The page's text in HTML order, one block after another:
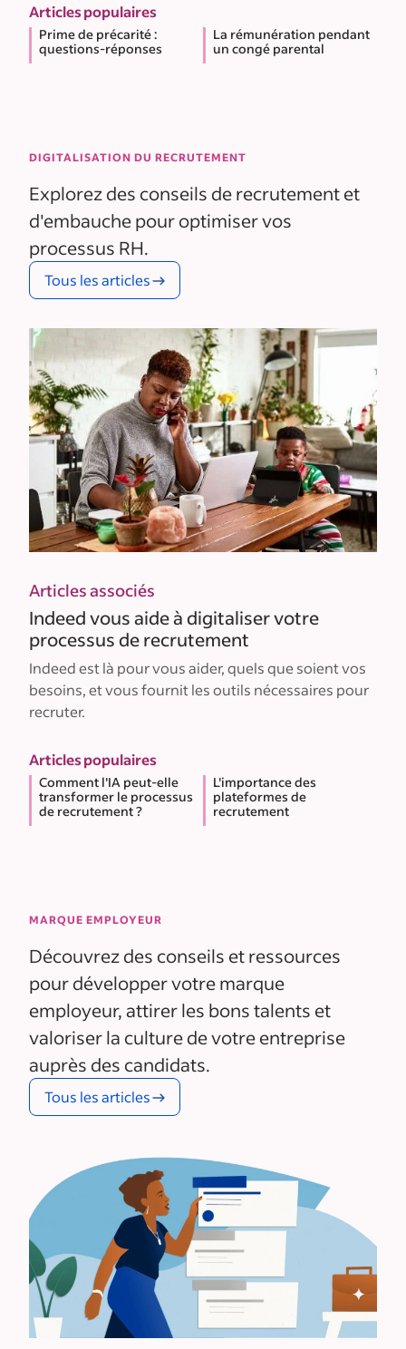
Articles populaires
Prime de précarité :
questions-réponses
La rémunération pendant
un congé parental
DIGITALISATION DU RECRUTEMENT
Explorez des conseils de recrutement et
d'embauche pour optimiser vos
processus RH.
Tous les articles
Articles associés
Indeed vous aide à digitaliser votre
processus de recrutement
Indeed est là pour vous aider, quels que soient vos
besoins, et vous fournit les outils nécessaires pour
recruter.
Articles populaires
Comment l'IA peut-elle
transformer le processus
de recrutement ?
L'importance des
plateformes de
recrutement
MARQUE EMPLOYEUR
Découvrez des conseils et ressources
pour développer votre marque
employeur, attirer les bons talents et
valoriser la culture de votre entreprise
auprès des candidats.
Tous les articles